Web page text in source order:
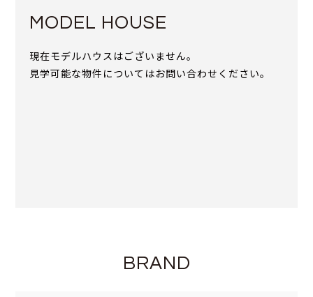
MODEL HOUSE
現在モデルハウスはございません。
見学可能な物件についてはお問い合わせください。
BRAND